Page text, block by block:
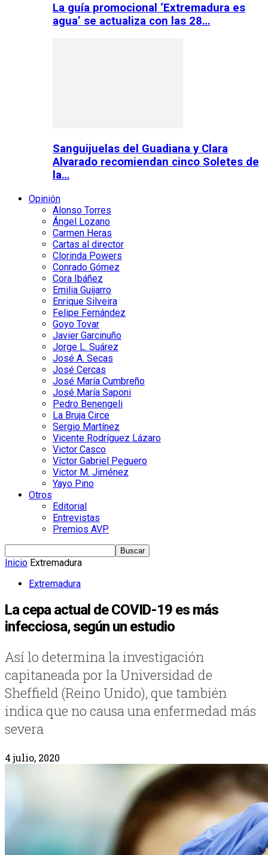
La guía promocional ‘Extremadura es
agua’ se actualiza con las 28…
Sanguijuelas del Guadiana y Clara
Alvarado recomiendan cinco Soletes de
la…
Opinión
Alonso Torres
Ángel Lozano
Carmen Heras
Cartas al director
Clorinda Powers
Conrado Gómez
Cora Ibáñez
Emilia Guijarro
Enrique Silveira
Felipe Fernández
Goyo Tovar
Javier Garcinuño
Jorge L. Suárez
José A. Secas
José Cercas
José María Cumbreño
José María Saponi
Pedro Benengeli
La Bruja Circe
Sergio Martínez
Vicente Rodríguez Lázaro
Victor Casco
Víctor Gabriel Peguero
Victor M. Jiménez
Yayo Pino
Otros
Editorial
Entrevistas
Premios AVP
Inicio Extremadura
Extremadura
La cepa actual de COVID-19 es más
infecciosa, según un estudio
Así lo determina la investigación
capitaneada por la Universidad de
Sheffield (Reino Unido), que también
indica que no causa una enfermedad más
severa
4 julio, 2020